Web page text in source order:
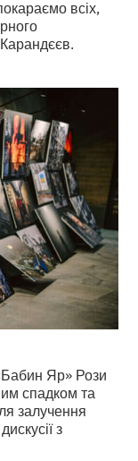
всіх,
Яр» Рози
спадком та
залучення
з